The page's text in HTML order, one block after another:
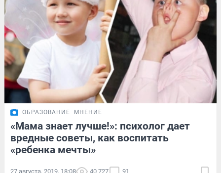
ОБРАЗОВАНИЕ МНЕНИЕ
«Мама знает лучше!»: психолог дает
вредные советы, как воспитать
«ребенка мечты»
27 августа, 2019, 18:08 40 727 91